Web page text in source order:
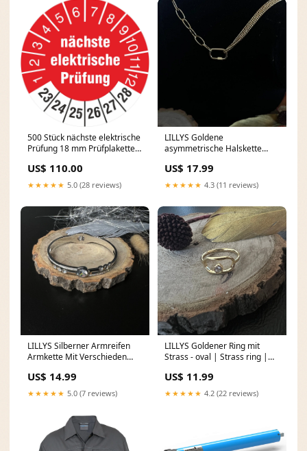
500 Stück nächste elektrische
Prüfung 18 mm Prüfplaketten
2023-2028 5 cvp_60
US$ 110.00
★★★★★ 5.0 (28 reviews)
LILLYS Goldene
asymmetrische Halskette
US$ 17.99
★★★★★ 4.3 (11 reviews)
LILLYS Silberner Armreifen
Armkette Mit Verschieden
Farbe:Silber
US$ 14.99
★★★★★ 5.0 (7 reviews)
LILLYS Goldener Ring mit
Strass - oval | Strass ring |
US$ 11.99
★★★★★ 4.2 (22 reviews)